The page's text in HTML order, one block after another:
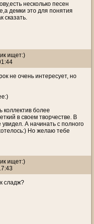
несколько песен
демки это для понятия
сказать.
ищет:)
не очень интересует, но
коллектив более
в своем творчестве. В
увидел. А начинать с полного
Но желаю тебе
ищет:)
сладж?